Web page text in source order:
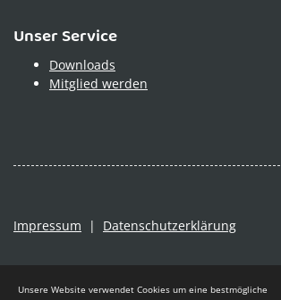
Unser Service
Downloads
Mitglied werden
Impressum | Datenschutzerklärung
Unsere Website verwendet Cookies um eine bestmögliche